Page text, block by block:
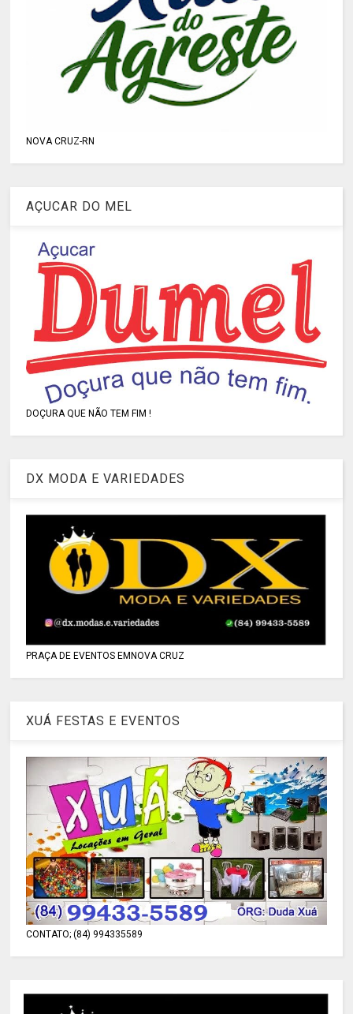
NOVA CRUZ-RN
AÇUCAR DO MEL
DOÇURA QUE NÃO TEM FIM !
DX MODA E VARIEDADES
PRAÇA DE EVENTOS EMNOVA CRUZ
XUÁ FESTAS E EVENTOS
CONTATO; (84) 994335589